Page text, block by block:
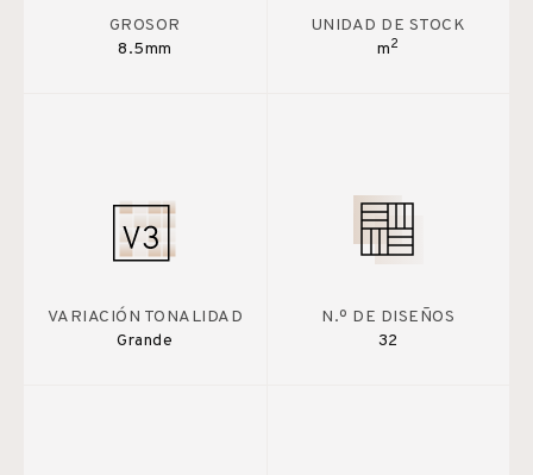
GROSOR
8.5mm
UNIDAD DE STOCK
m2
VARIACIÓN TONALIDAD
Grande
N.º DE DISEÑOS
32